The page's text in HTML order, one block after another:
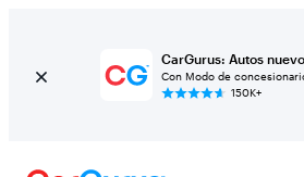
CarGurus: Autos
Con Modo de
150K+